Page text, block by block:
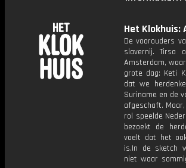
Het Klokhuis:
De voorouders
slavernij. Tirsa
Amsterdam,
grote dag: Keti
dat we
Suriname en de
afgeschaft.
rol speelde
bezoekt de
voelt dat het
is.In de sketch
niet waar